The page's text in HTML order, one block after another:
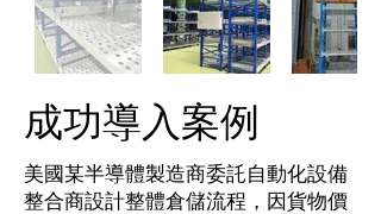
​成功導入案例
美國某半導體製造商委託自動化設備
整合商設計整體倉儲流程，因貨物價